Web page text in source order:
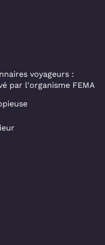
voyageurs :
par l'organisme FEMA